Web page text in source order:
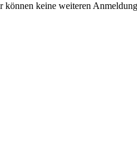
keine weiteren